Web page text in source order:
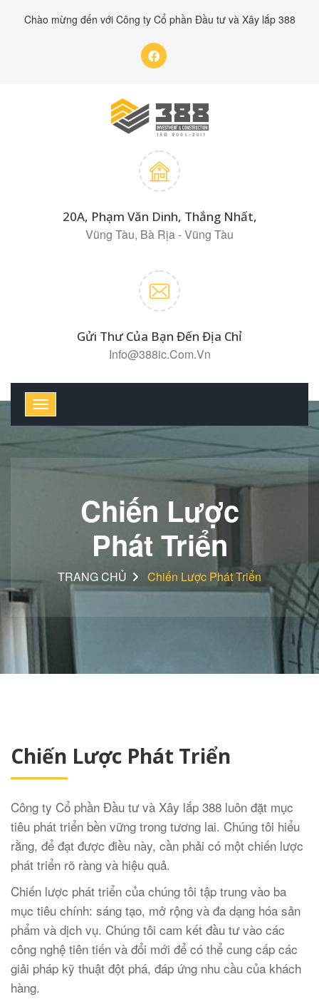
Chào mừng đến với Công ty Cổ phần Đầu tư và Xây lắp 388
20A, Phạm Văn Dinh, Thắng Nhất,
Vũng Tàu, Bà Rịa - Vũng Tàu
Gửi Thư Của Bạn Đến Địa Chỉ
Info@388ic.com.vn
Chiến Lược
Phát Triển
TRANG CHỦ Chiến Lược Phát Triển
Chiến Lược Phát Triển
Công ty Cổ phần Đầu tư và Xây lắp 388 luôn đặt mục
tiêu phát triển bền vững trong tương lai. Chúng tôi hiểu
rằng, để đạt được điều này, cần phải có một chiến lược
phát triển rõ ràng và hiệu quả.
Chiến lược phát triển của chúng tôi tập trung vào ba
mục tiêu chính: sáng tạo, mở rộng và đa dạng hóa sản
phẩm và dịch vụ. Chúng tôi cam kết đầu tư vào các
công nghệ tiên tiến và đổi mới để có thể cung cấp các
giải pháp kỹ thuật đột phá, đáp ứng nhu cầu của khách
hàng.